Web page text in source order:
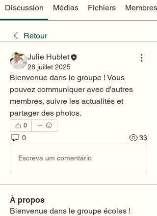
Discussion Médias Fichiers Membres
Retour
Julie Hublet
28 juillet 2025
Bienvenue dans le groupe ! Vous
pouvez communiquer avec d'autres
membres, suivre les actualités et
partager des photos.
0
0 33
Escreva um comentário
À propos
Bienvenue dans le groupe écoles !